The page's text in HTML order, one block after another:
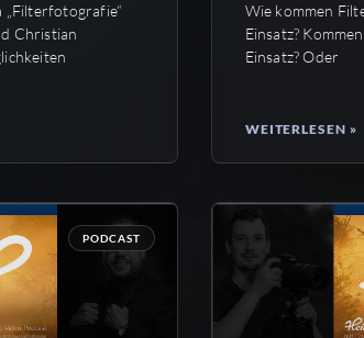
„Filterfotografie“
Christian
Wie kommen
Einsatz?
Einsatz? Oder
WEITERLESEN »
PODCAST